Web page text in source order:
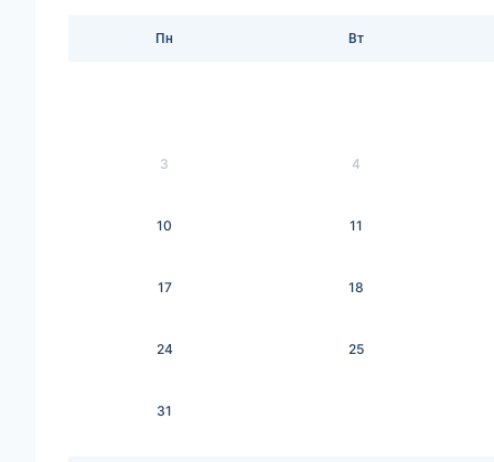
Пн Вт
3 4
10 11
17 18
24 25
31